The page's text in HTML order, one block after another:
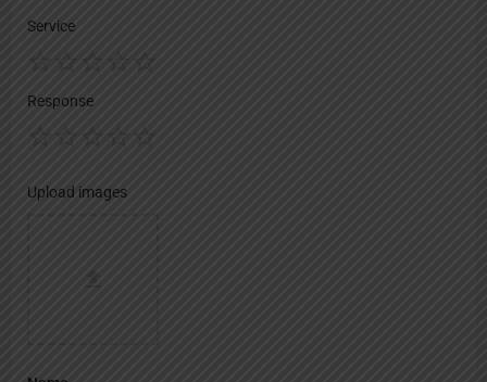
Service
Response
Upload images